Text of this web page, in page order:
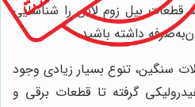
قطعات بیل زوم لاین را شناسایی
داشته باشید.
سنگین، تنوع بسیار زیادی وجود
گرفته تا قطعات برقی و